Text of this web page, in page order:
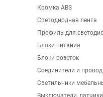
Кромка ABS
Светодиодная лента
Профиль для
Блоки питания
Блоки розеток
Соединители и
Светильники
Выключатели,